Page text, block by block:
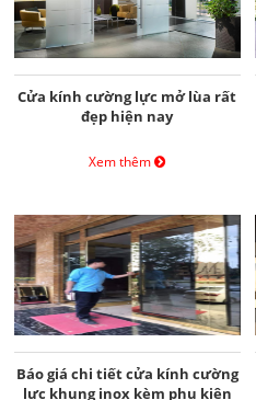
Cửa kính cường lực mở lùa rất
đẹp hiện nay
Xem thêm
Báo giá chi tiết cửa kính cường
lực khung inox kèm phụ kiện